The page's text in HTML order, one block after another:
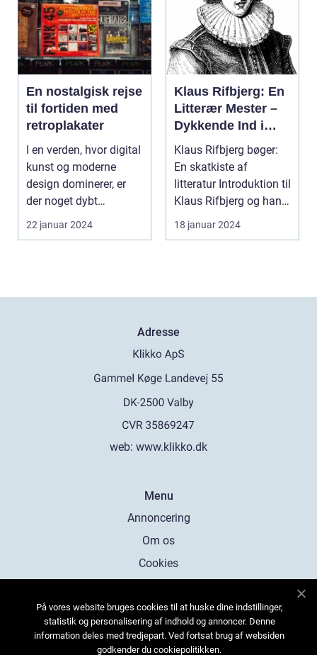
En nostalgisk rejse
til fortiden med
retroplakater
I en verden, hvor digital
kunst og moderne
design dominerer, er
der noget dybt
fascinerende og
drage...
22 januar 2024
Klaus Rifbjerg: En
Litterær Mester –
Dykkende Ind i
Værkerne og deres
Historie
Klaus Rifbjerg bøger:
En skatkiste af
litteratur Introduktion til
Klaus Rifbjerg og hans
betydning ...
18 januar 2024
Adresse
web: www.klikko.dk
Menu
Annoncering
Om os
Cookies
Sitemap
På vores website bruges cookies til at huske dine indstillinger,
statistik og personalisering af indhold og annoncer. Denne
information deles med tredjepart. Ved fortsat brug af websiden
godkender du cookiepolitikken.